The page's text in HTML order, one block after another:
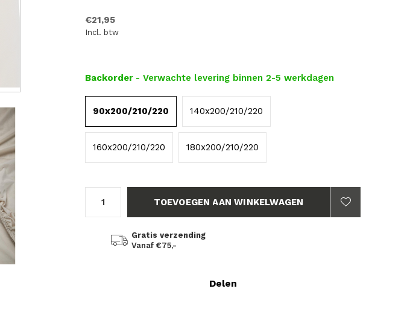
€21,95
Incl. btw
Backorder - Verwachte levering binnen 2-5 werkdagen
90x200/210/220 140x200/210/220
160x200/210/220 180x200/210/220
TOEVOEGEN AAN WINKELWAGEN
Gratis verzending
Vanaf €75,-
Delen